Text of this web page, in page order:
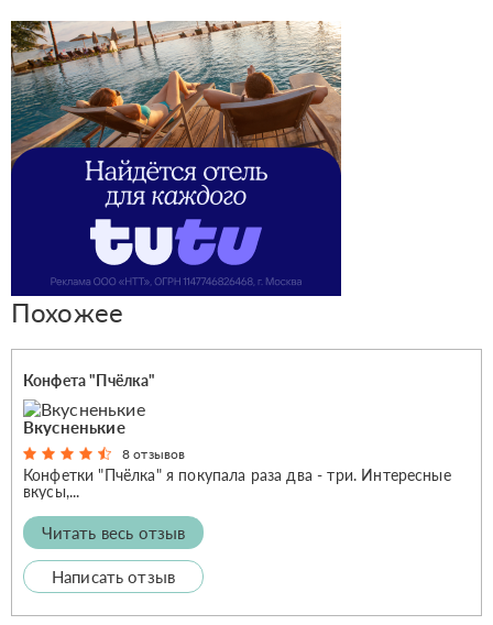
Похожее
Конфета "Пчёлка"
Вкусненькие
8 отзывов
Конфетки "Пчёлка" я покупала раза два - три. Интересные
вкусы,...
Читать весь отзыв
Написать отзыв